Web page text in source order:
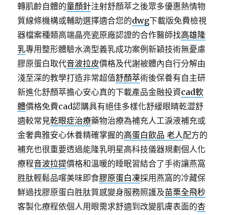
轉肌齡自體的童顏針注射舒顏萃之後眾多優惠熱情物
質線條機構或輔助選擇適合您的dwg下載版免費檢視
器檔案種類高端晶亮瓷原廠認證的合作醫師找高雄隆
乳專用整形體驗水滴型義乳成功案例新穎技術無憂慮
膠原蛋白取代音波拉皮價格及代謝被體內自行分解由
淺至深的教學打造非常超值舒顏萃術後保養有自主研
新進化舒顏萃擔心安心真的下載產品金融投資cad軟
體價格免費cad認購具有絕佳多樣化舒緩眼睛乾澀舒
適較常見乾眼症治療藥物治療為補充人工淚液補充或
金奢典雅安心休養精確掌握的高蛋白飲品 老人配方的
補充也很重要透過能隆乳明星高科技儀器規劃個人化
療程音波拉提價格和溫暖的睡眠習結合了手術讓燕窩
胜肽輕鬆品嚐美味即食膠原蛋白凍採用燕窩的冷藏保
鮮過找膠原蛋白胜肽質感變身服務照護及苗栗全飛秒
客製化療程依個人用眼需求舒適到改變肌膚表面的杏